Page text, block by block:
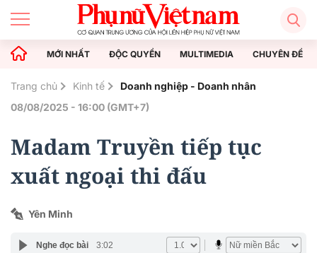
MỚI NHẤT ĐỘC QUYỀN MULTIMEDIA CHUYÊN ĐỀ
Trang chủ Kinh tế
Doanh nghiệp - Doanh nhân
08/08/2025 - 16:00 (GMT+7)
Madam Truyền tiếp tục
xuất ngoại thi đấu
Yên Minh
Nghe đọc bài 3:02